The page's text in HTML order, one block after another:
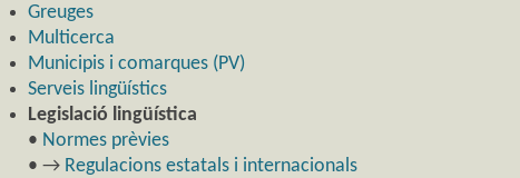
Greuges
Multicerca
Municipis i comarques (PV)
Serveis lingüístics
Legislació lingüística
• Normes prèvies
• → Regulacions estatals i internacionals